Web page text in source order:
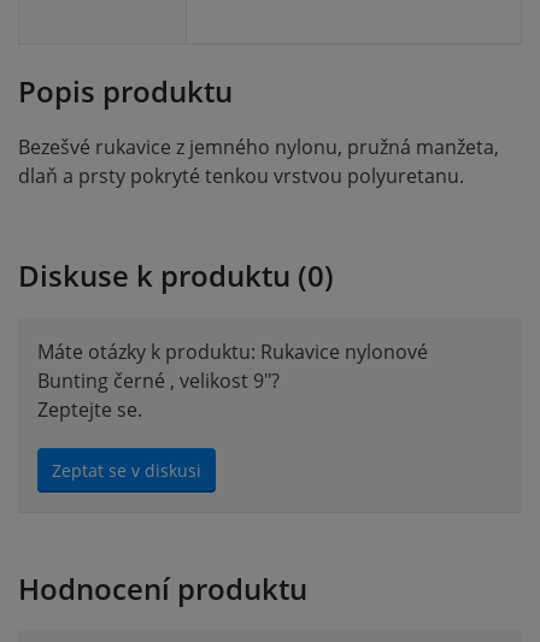
Popis produktu
Bezešvé rukavice z jemného nylonu, pružná manžeta,
dlaň a prsty pokryté tenkou vrstvou polyuretanu.
Diskuse k produktu (0)
Máte otázky k produktu: Rukavice nylonové
Bunting černé , velikost 9"?
Zeptejte se.
Zeptat se v diskusi
Hodnocení produktu